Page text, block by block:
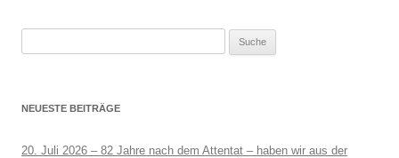
NEUESTE BEITRÄGE
20. Juli 2026 – 82 Jahre nach dem Attentat – haben wir aus der